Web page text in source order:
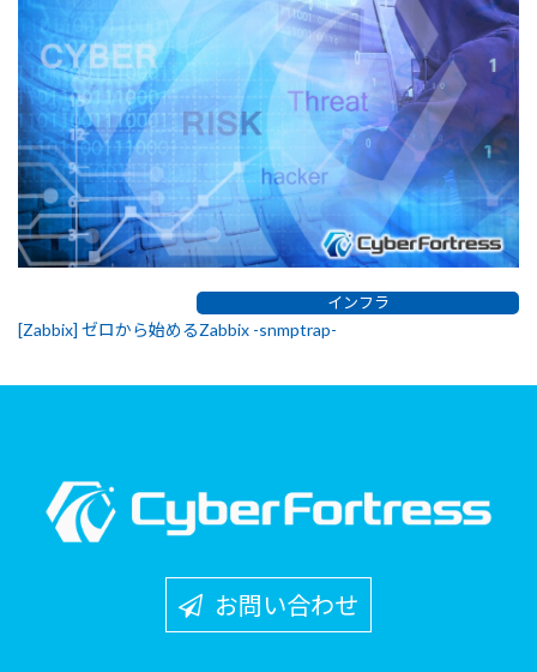
インフラ
[Zabbix] ゼロから始めるZabbix -snmptrap-
お問い合わせ